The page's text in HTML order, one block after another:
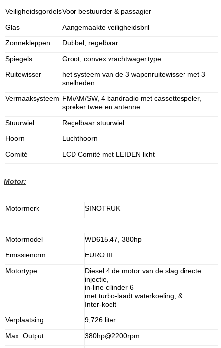
VeiligheidsgordelsVoor bestuurder & passagier
Glas
Aangemaakte veiligheidsbril
Zonnekleppen
Dubbel, regelbaar
Spiegels
Groot, convex vrachtwagentype
Ruitewisser
het systeem van de 3 wapenruitewisser met 3
snelheden
Vermaaksysteem FM/AM/SW, 4 bandradio met cassettespeler,
spreker twee en antenne
Stuurwiel
Regelbaar stuurwiel
Hoorn
Luchthoorn
Comité
LCD Comité met LEIDEN licht
Motor:
Motormerk SINOTRUK
Motormodel
WD615.47, 380hp
Emissienorm
EURO III
Motortype
Diesel 4 de motor van de slag directe
injectie,
in-line cilinder 6
met turbo-laadt waterkoeling, &
Inter-koelt
Verplaatsing
9,726 liter
Max. Output
380hp@2200rpm